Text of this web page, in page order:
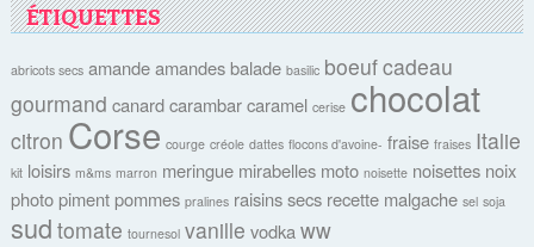
ÉTIQUETTES
abricots secs amande amandes balade basilic boeufcadeau
gourmand canard carambar caramel cerise chocolat
citron Corse courge créole dattes flocons d'avoine- fraise fraises Italie
kit loisirs m&ms marron meringue mirabelles moto noisette noisettes noix
photo piment pommes pralines raisins secs recette malgache sel soja
sud tomate tournesol vanille vodka ww